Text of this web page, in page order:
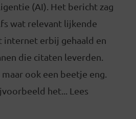
(AI). Het bericht zag
wat relevant lijkende
internet erbij gehaald en
die citaten leverden.
ook een beetje eng.
het... Lees